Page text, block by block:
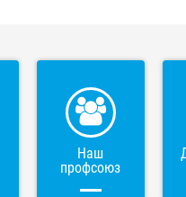
Наш
профсоюз